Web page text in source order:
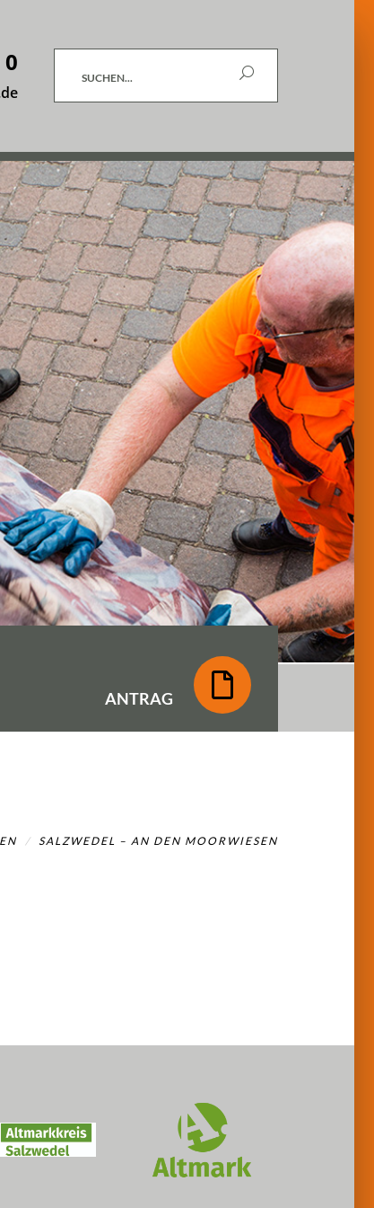
Suchen
ANTRAG
SALZWEDEL – AN DEN MOORWIESEN